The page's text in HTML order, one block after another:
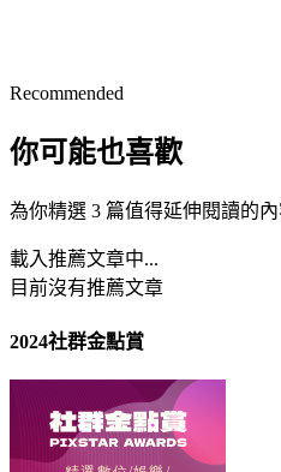
Recommended
你可能也喜歡
為你精選 3 篇值得延伸閱讀的
載入推薦文章中...
目前沒有推薦文章
2024社群金點賞